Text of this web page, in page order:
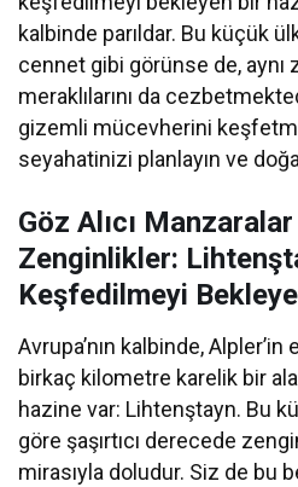
kalbinde parıldar. Bu küçük
cennet gibi görünse de, aynı
meraklılarını da
gizemli mücevherini
seyahatinizi planlayın ve
Göz Alıcı
Zenginlikler:
Keşfedilmeyi
Avrupa’nın kalbinde,
birkaç kilometre karelik bir
hazine var: Lihtenştayn. Bu
göre şaşırtıcı derecede
mirasıyla doludur. Siz de bu